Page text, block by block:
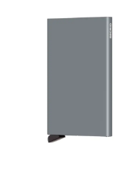
Mulighederne